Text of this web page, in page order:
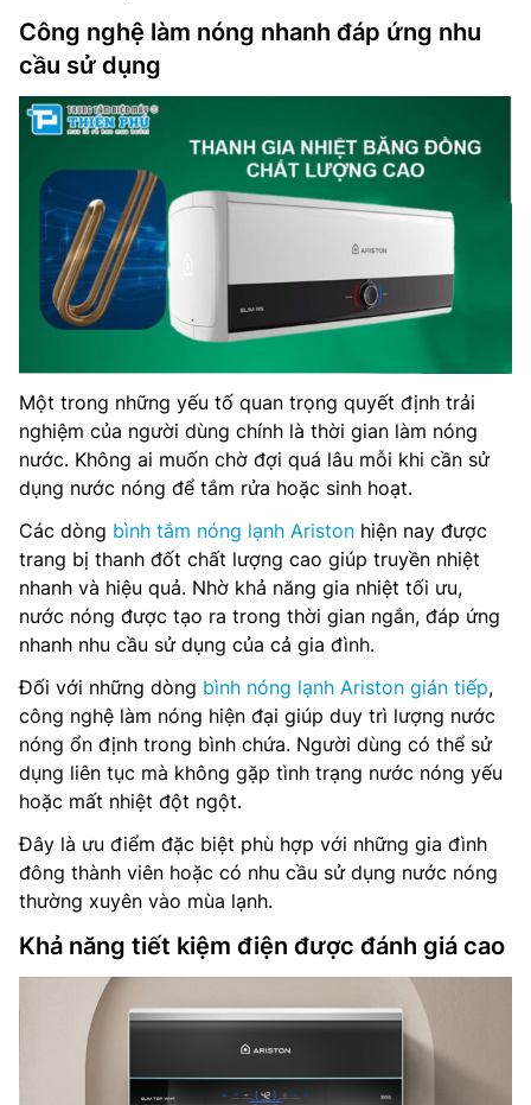
Công nghệ làm nóng nhanh đáp ứng nhu
cầu sử dụng
Một trong những yếu tố quan trọng quyết định trải
nghiệm của người dùng chính là thời gian làm nóng
nước. Không ai muốn chờ đợi quá lâu mỗi khi cần sử
dụng nước nóng để tắm rửa hoặc sinh hoạt.
Các dòng bình tắm nóng lạnh Ariston hiện nay được
trang bị thanh đốt chất lượng cao giúp truyền nhiệt
nhanh và hiệu quả. Nhờ khả năng gia nhiệt tối ưu,
nước nóng được tạo ra trong thời gian ngắn, đáp ứng
nhanh nhu cầu sử dụng của cả gia đình.
Đối với những dòng bình nóng lạnh Ariston gián tiếp,
công nghệ làm nóng hiện đại giúp duy trì lượng nước
nóng ổn định trong bình chứa. Người dùng có thể sử
dụng liên tục mà không gặp tình trạng nước nóng yếu
hoặc mất nhiệt đột ngột.
Đây là ưu điểm đặc biệt phù hợp với những gia đình
đông thành viên hoặc có nhu cầu sử dụng nước nóng
thường xuyên vào mùa lạnh.
Khả năng tiết kiệm điện được đánh giá cao